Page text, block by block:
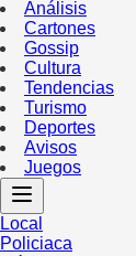
Análisis
Cartones
Gossip
Cultura
Tendencias
Turismo
Deportes
Avisos
Juegos
Local
Policiaca